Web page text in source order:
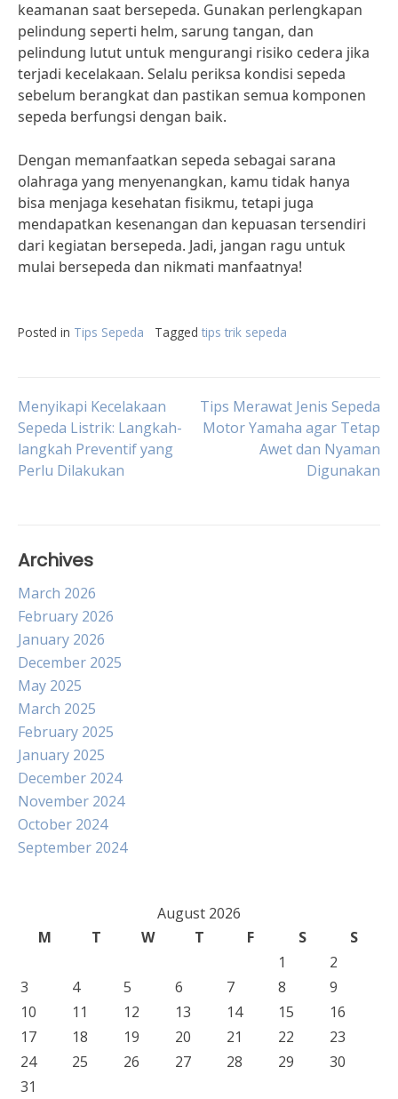
keamanan saat bersepeda. Gunakan perlengkapan
pelindung seperti helm, sarung tangan, dan
pelindung lutut untuk mengurangi risiko cedera jika
terjadi kecelakaan. Selalu periksa kondisi sepeda
sebelum berangkat dan pastikan semua komponen
sepeda berfungsi dengan baik.
Dengan memanfaatkan sepeda sebagai sarana
olahraga yang menyenangkan, kamu tidak hanya
bisa menjaga kesehatan fisikmu, tetapi juga
mendapatkan kesenangan dan kepuasan tersendiri
dari kegiatan bersepeda. Jadi, jangan ragu untuk
mulai bersepeda dan nikmati manfaatnya!
Posted in Tips Sepeda Tagged tips trik sepeda
Post
navigation
Menyikapi Kecelakaan
Sepeda Listrik: Langkah-
langkah Preventif yang
Perlu Dilakukan
Tips Merawat Jenis Sepeda
Motor Yamaha agar Tetap
Awet dan Nyaman
Digunakan
Archives
March 2026
February 2026
January 2026
December 2025
May 2025
March 2025
February 2025
January 2025
December 2024
November 2024
October 2024
September 2024
August 2026
M
T W T F S
S
1
2
3
4 5 6 7 8
9
10
11 12 13 14 15
16
17
18 19 20 21 22
23
24
25 26 27 28 29
30
31